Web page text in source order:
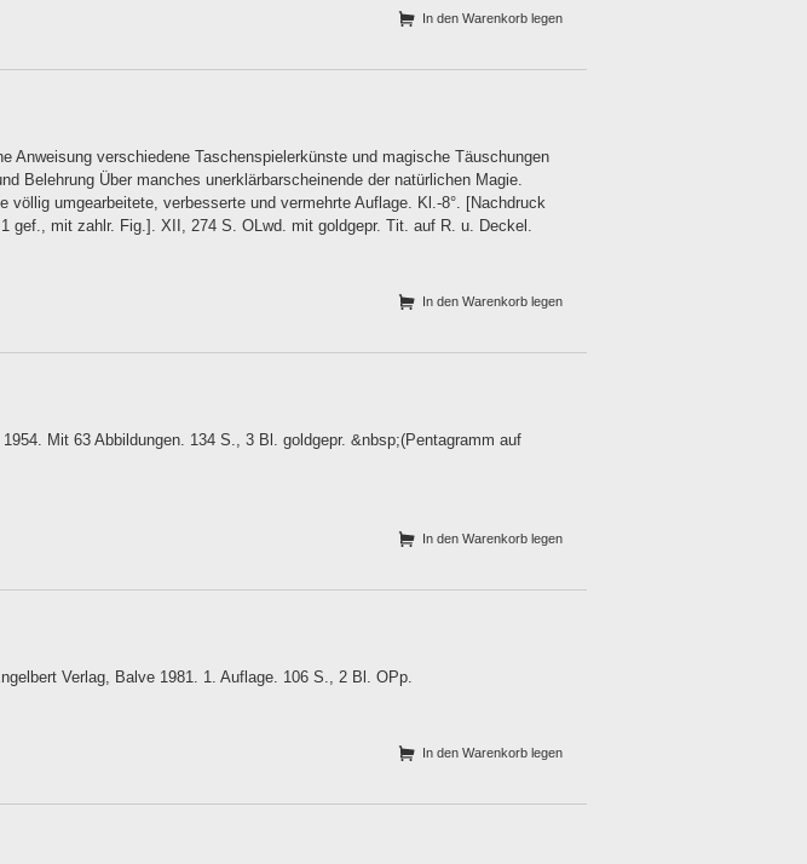
In den Warenkorb legen
Anweisung verschiedene Taschenspielerkünste und magische Täuschungen
Belehrung Über manches unerklärbarscheinende der natürlichen Magie.
umgearbeitete, verbesserte und vermehrte Auflage. Kl.-8°. [Nachdruck
gef., mit zahlr. Fig.]. XII, 274 S. OLwd. mit goldgepr. Tit. auf R. u. Deckel.
In den Warenkorb legen
Mit 63 Abbildungen. 134 S., 3 Bl. goldgepr. &nbsp;(Pentagramm auf
In den Warenkorb legen
Verlag, Balve 1981. 1. Auflage. 106 S., 2 Bl. OPp.
In den Warenkorb legen